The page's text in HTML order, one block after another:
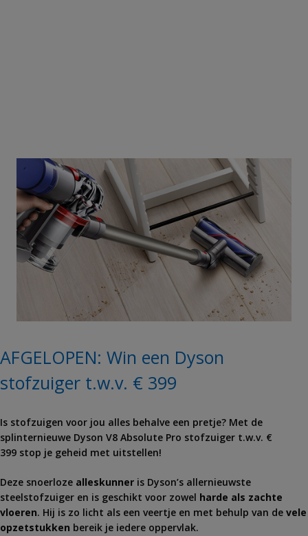
AFGELOPEN: Win een Dyson
stofzuiger t.w.v. € 399
Is stofzuigen voor jou alles behalve een pretje? Met de
splinternieuwe Dyson V8 Absolute Pro stofzuiger t.w.v. €
399 stop je geheid met uitstellen!
Deze snoerloze alleskunner is Dyson’s allernieuwste
steelstofzuiger en is geschikt voor zowel harde als zachte
vloeren. Hij is zo licht als een veertje en met behulp van de vele
opzetstukken bereik je iedere oppervlak.